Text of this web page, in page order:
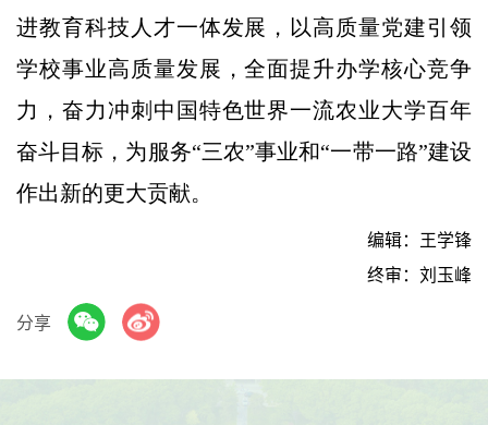
进教育科技人才一体发展，以高质量党建引领
学校事业高质量发展，全面提升办学核心竞争
力，奋力冲刺中国特色世界一流农业大学百年
奋斗目标，为服务“三农”事业和“一带一路”建设
作出新的更大贡献。
编辑：王学锋
终审：刘玉峰
分享